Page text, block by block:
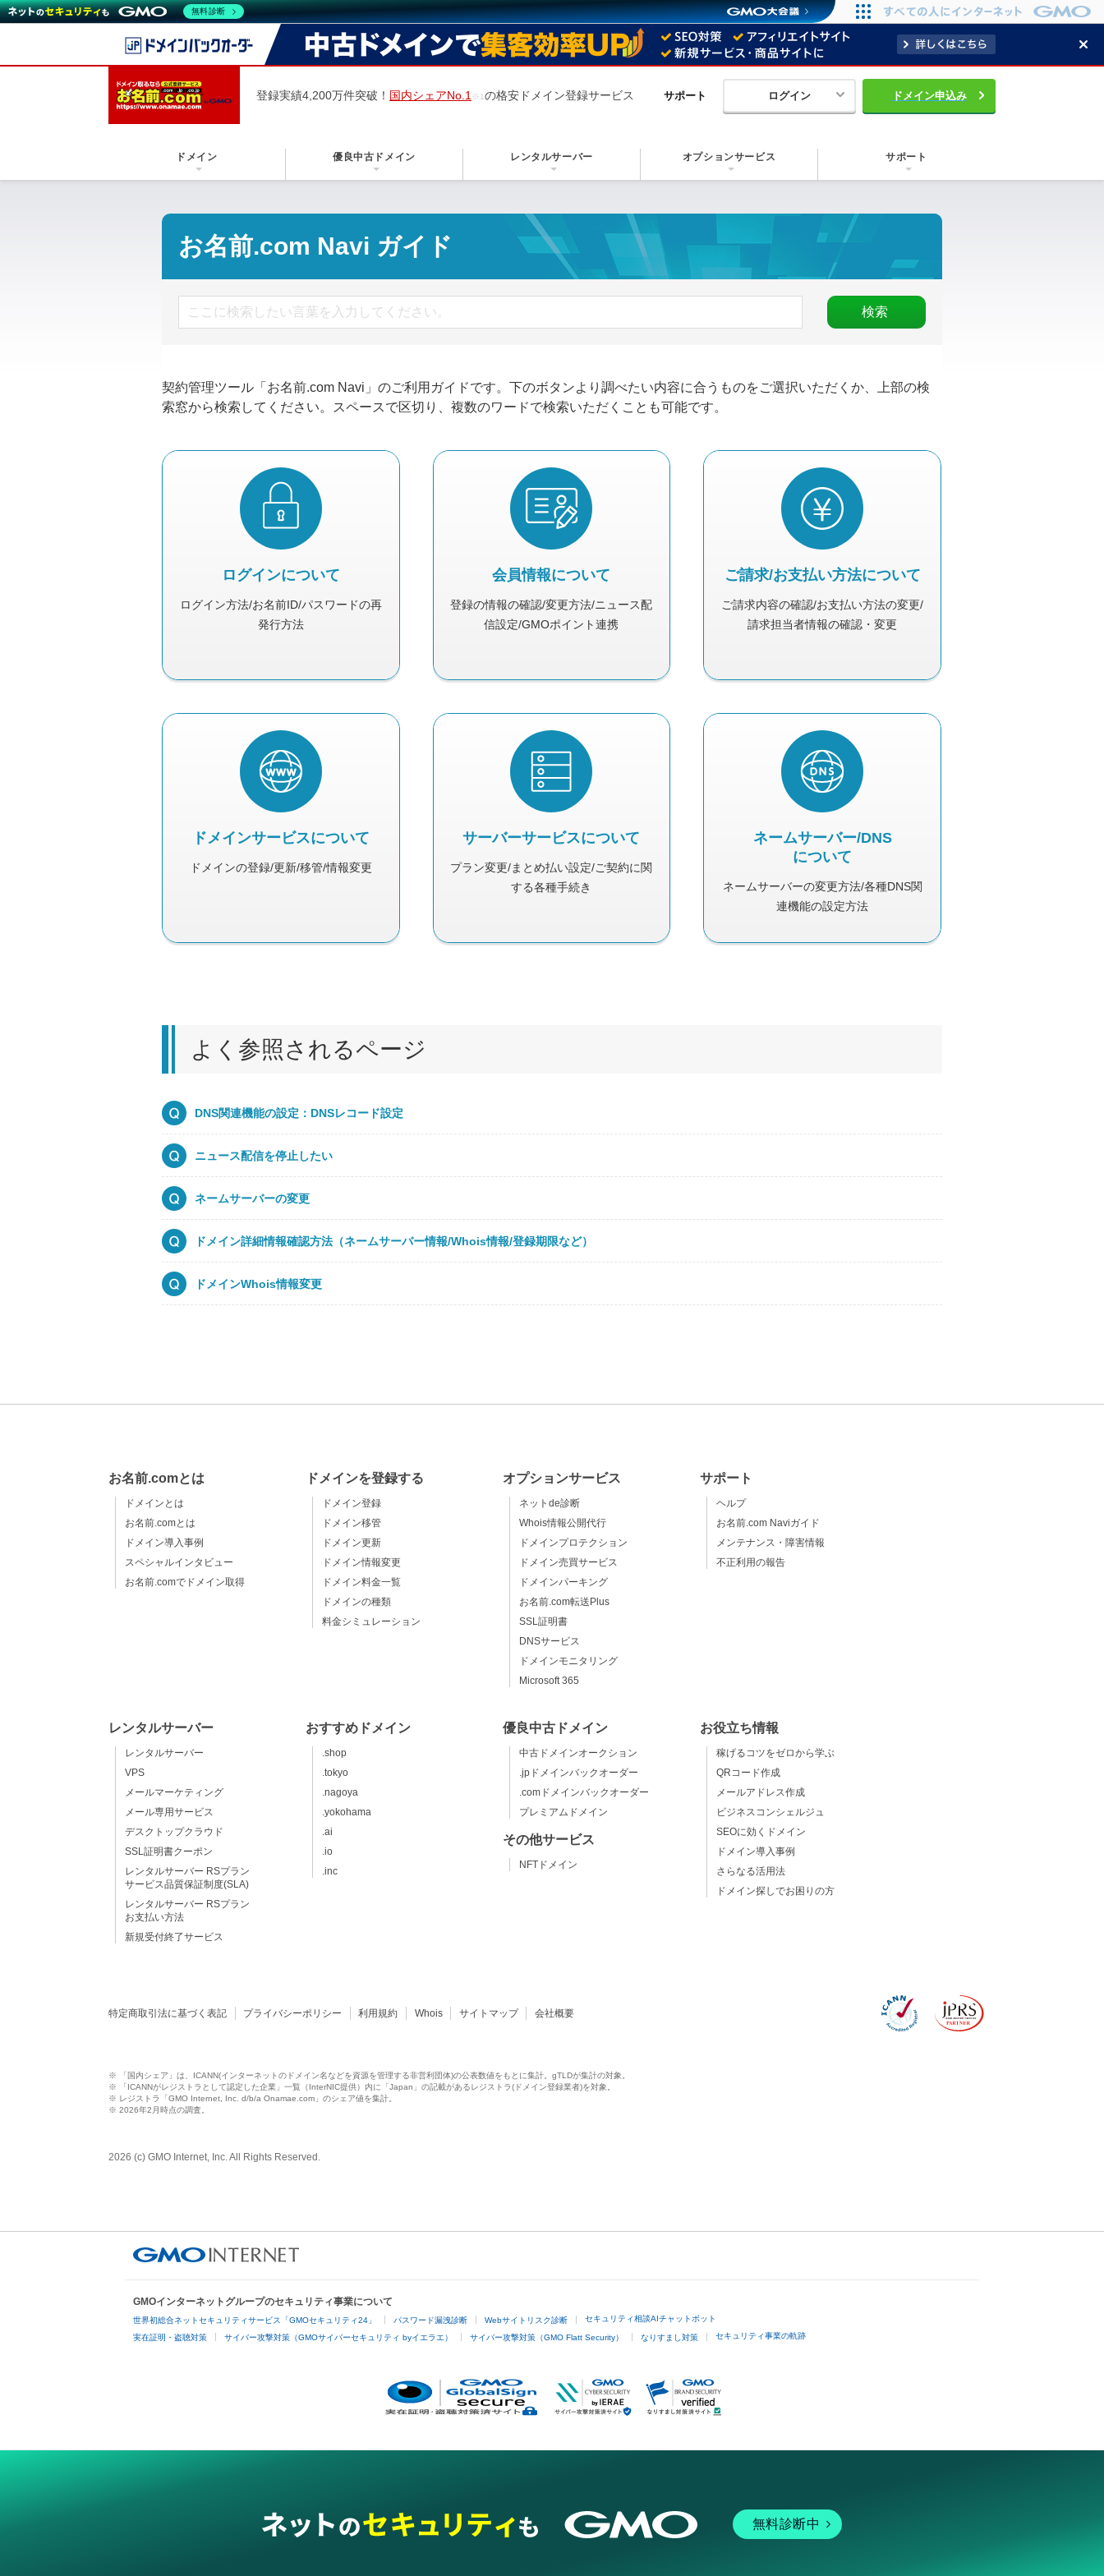
登録実績4,200万件突破！ 国内シェアNo.1 の格安ドメイン登録サービス サポート ログイン ドメイン申込み
ドメイン 優良中古ドメイン レンタルサーバー オプションサービス サポート
お名前.com Navi ガイド
検索
契約管理ツール「お名前.com Navi」のご利用ガイドです。下のボタンより調べたい内容に合うものをご選択いただくか、上部の検
索窓から検索してください。スペースで区切り、複数のワードで検索いただくことも可能です。
ログインについて
ログイン方法/お名前ID/パスワードの再
発行方法
会員情報について
登録の情報の確認/変更方法/ニュース配
信設定/GMOポイント連携
ご請求/お支払い方法について
ご請求内容の確認/お支払い方法の変更/
請求担当者情報の確認・変更
ドメインサービスについて
ドメインの登録/更新/移管/情報変更
サーバーサービスについて
プラン変更/まとめ払い設定/ご契約に関
する各種手続き
ネームサーバー/DNS
について
ネームサーバーの変更方法/各種DNS関
連機能の設定方法
よく参照されるページ
DNS関連機能の設定：DNSレコード設定
ニュース配信を停止したい
ネームサーバーの変更
ドメイン詳細情報確認方法（ネームサーバー情報/Whois情報/登録期限など）
ドメインWhois情報変更
お名前.comとは
ドメインとは
お名前.comとは
ドメイン導入事例
スペシャルインタビュー
お名前.comでドメイン取得
ドメインを登録する
ドメイン登録
ドメイン移管
ドメイン更新
ドメイン情報変更
ドメイン料金一覧
ドメインの種類
料金シミュレーション
オプションサービス
ネットde診断
Whois情報公開代行
ドメインプロテクション
ドメイン売買サービス
ドメインパーキング
お名前.com転送Plus
SSL証明書
DNSサービス
ドメインモニタリング
Microsoft 365
サポート
ヘルプ
お名前.com Naviガイド
メンテナンス・障害情報
不正利用の報告
レンタルサーバー
レンタルサーバー
VPS
メールマーケティング
メール専用サービス
デスクトップクラウド
SSL証明書クーポン
レンタルサーバー RSプラン
サービス品質保証制度(SLA)
レンタルサーバー RSプラン
お支払い方法
新規受付終了サービス
おすすめドメイン
.shop
.tokyo
.nagoya
.yokohama
.ai
.io
.inc
優良中古ドメイン
中古ドメインオークション
.jpドメインバックオーダー
.comドメインバックオーダー
プレミアムドメイン
その他サービス
NFTドメイン
お役立ち情報
稼げるコツをゼロから学ぶ
QRコード作成
メールアドレス作成
ビジネスコンシェルジュ
SEOに効くドメイン
ドメイン導入事例
さらなる活用法
ドメイン探しでお困りの方
特定商取引法に基づく表記 プライバシーポリシー 利用規約 Whois サイトマップ 会社概要
※ 「国内シェア」は、ICANN(インターネットのドメイン名などを資源を管理する非営利団体)の公表数値をもとに集計。gTLDが集計の対象。
※ 「ICANNがレジストラとして認定した企業」一覧（InterNIC提供）内に「Japan」の記載があるレジストラ(ドメイン登録業者)を対象。
※ レジストラ「GMO Internet, Inc. d/b/a Onamae.com」のシェア値を集計。
※ 2026年2月時点の調査。
2026 (c) GMO Internet, Inc. All Rights Reserved.
GMOインターネットグループのセキュリティ事業について
世界初総合ネットセキュリティサービス「GMOセキュリティ24」 パスワード漏洩診断 Webサイトリスク診断 セキュリティ相談AIチャットボット
実在証明・盗聴対策 サイバー攻撃対策（GMOサイバーセキュリティ byイエラエ） サイバー攻撃対策（GMO Flatt Security） なりすまし対策 セキュリティ事業の軌跡
無料診断中
無料診断